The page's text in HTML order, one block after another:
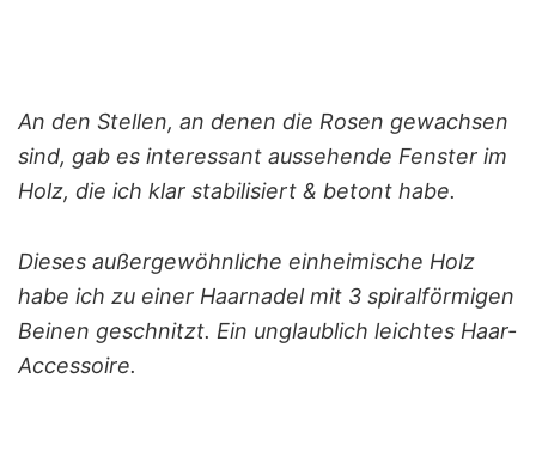
An den Stellen, an denen die Rosen gewachsen
sind, gab es interessant aussehende Fenster im
Holz, die ich klar stabilisiert & betont habe.
Dieses außergewöhnliche einheimische Holz
habe ich zu einer Haarnadel mit 3 spiralförmigen
Beinen geschnitzt. Ein unglaublich leichtes Haar-
Accessoire.